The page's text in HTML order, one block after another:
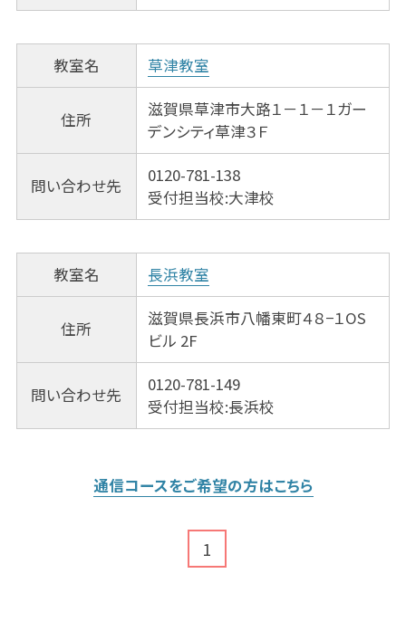
教室名 草津教室
住所
滋賀県草津市大路１－１－１ガー
デンシティ草津３Ｆ
問い合わせ先
0120-781-138
受付担当校:大津校
教室名 長浜教室
住所
滋賀県長浜市八幡東町４８−１OS
ビル 2F
問い合わせ先
0120-781-149
受付担当校:長浜校
通信コースをご希望の方はこちら
1